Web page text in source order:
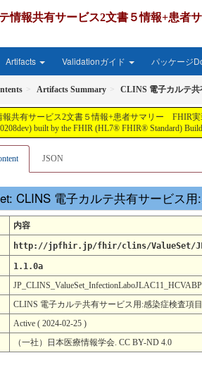
情報共有サービス2文書５情報+患
Artifacts Validationガイド パッケージ
Artifacts Summary CLINS 電子カルテ
共有サービス2文書５情報+患者サマリー FHIR実
built by the FHIR (HL7® FHIR® Standard) Build
JSON
CLINS 電子カルテ共有サービス
内容
http://jpfhir.jp/fhir/clins/ValueSet/
1.1.0a
CLINS 電子カルテ共有サービス用:感染症検査項
Active ( 2024-02-25 )
（一社）日本医療情報学会. CC BY-ND 4.0